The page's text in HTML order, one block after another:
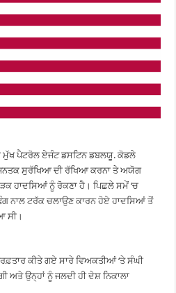
ਮੁੱਖ ਪੈਟਰੋਲ ਏਜੰਟ ਡਸਟਿਨ ਡਬਲਯੂ. ਕੋਡਲੇ
ਸੁਰੱਖਿਆ ਦੀ ਰੱਖਿਆ ਕਰਨਾ ਤੇ ਅਯੋਗ
ਹਾਦਸਿਆਂ ਨੂੰ ਰੋਕਣਾ ਹੈ। ਪਿਛਲੇ ਸਮੇਂ ‘ਚ
ਨਾਲ ਟਰੱਕ ਚਲਾਉਣ ਕਾਰਨ ਹੋਏ ਹਾਦਸਿਆਂ ਤੋਂ
ਸੀ।
ਕੀਤੇ ਗਏ ਸਾਰੇ ਵਿਅਕਤੀਆਂ ‘ਤੇ ਸੰਘੀ
ਅਤੇ ਉਨ੍ਹਾਂ ਨੂੰ ਜਲਦੀ ਹੀ ਦੇਸ਼ ਨਿਕਾਲਾ